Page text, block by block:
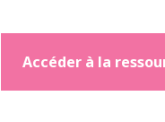
Accéder à la